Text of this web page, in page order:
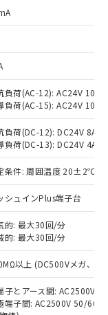
負荷(AC-12): AC24V 10A/
負荷(AC-15): AC24V
負荷(DC-12): DC24V 8A/
負荷(DC-13): DC24V 4A/
条件: 周囲温度 20±2℃、
シュインPlus端子台
的: 最大30回/分
的: 最大30回/分
以上 (DC500Vメガ、点
子とアース間: AC2500V
端子間: AC2500V 50/
意のうえ
事業取扱
準価格
もので
中には、
結果は、
社内デー
あり、閲
および標
ことをご
質）の
な商品で
）の非含
のある
物質）の
を出す予
物質）の
確認中の
物で、有
。
品として
合などや
。
以下、 カド
化ビフェニル
ルエーテル類
国RoHSの
。
国RoHSの
す。
門へお問
Cd(カドミウ
臭化ビフェ
ち、外国
る商品
は、日本
取引許
手続きを